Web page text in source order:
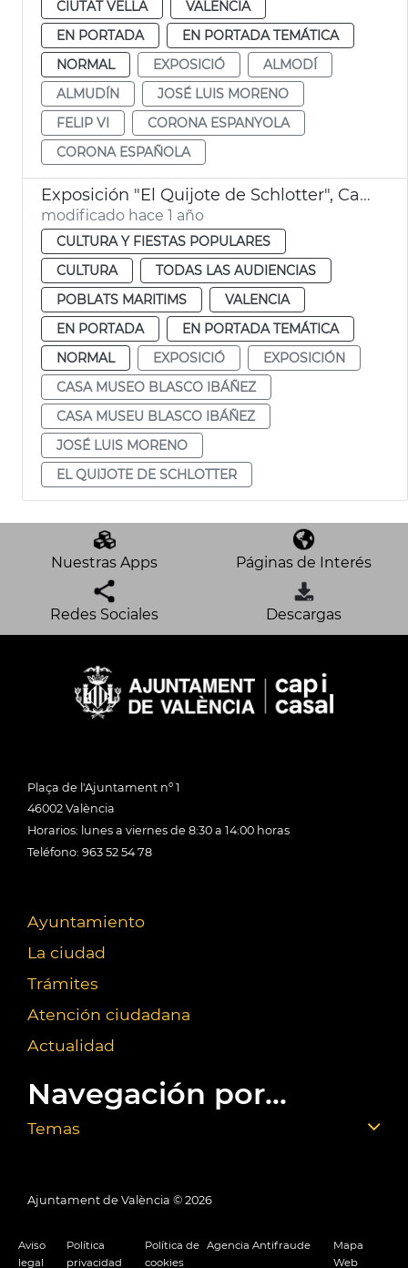
CIUTAT VELLA
VALENCIA
EN PORTADA
EN PORTADA TEMÁTICA
NORMAL
EXPOSICIÓ
ALMODÍ
ALMUDÍN
JOSÉ LUIS MORENO
FELIP VI
CORONA ESPANYOLA
CORONA ESPAÑOLA
Exposición "El Quijote de Schlotter", Casa Museo Blasco Ibáñez
modificado hace 1 año
CULTURA Y FIESTAS POPULARES
CULTURA
TODAS LAS AUDIENCIAS
POBLATS MARITIMS
VALENCIA
EN PORTADA
EN PORTADA TEMÁTICA
NORMAL
EXPOSICIÓ
EXPOSICIÓN
CASA MUSEO BLASCO IBÁÑEZ
CASA MUSEU BLASCO IBÁÑEZ
JOSÉ LUIS MORENO
EL QUIJOTE DE SCHLOTTER
Nuestras Apps Páginas de Interés
Redes Sociales Descargas
Plaça de l'Ajuntament nº 1
46002 València
Horarios: lunes a viernes de 8:30 a 14:00 horas
Teléfono: 963 52 54 78
Ayuntamiento
La ciudad
Trámites
Atención ciudadana
Actualidad
Navegación por...
Temas
Ajuntament de València © 2026
Aviso
legal
Política
privacidad
Política de
cookies
Agencia Antifraude
Mapa
Web